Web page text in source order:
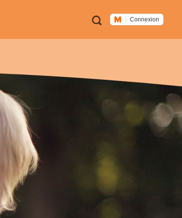
Métanavigation
RechercheConnexion